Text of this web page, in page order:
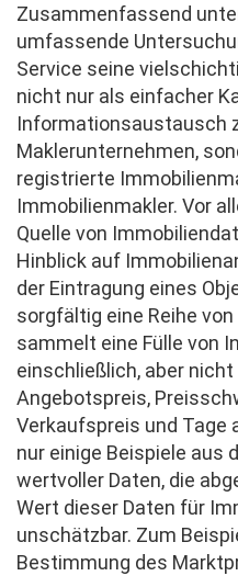
Zusammenfassend
umfassende
Service seine
nicht nur als einfacher
Informationsaustausch
Maklerunternehmen,
registrierte
Immobilienmakler. Vor
Quelle von
Hinblick auf
der Eintragung eines
sorgfältig eine Reihe
sammelt eine Fülle von
einschließlich, aber
Angebotspreis,
Verkaufspreis und Tage
nur einige Beispiele aus
wertvoller Daten, die
Wert dieser Daten für
unschätzbar. Zum
Bestimmung des